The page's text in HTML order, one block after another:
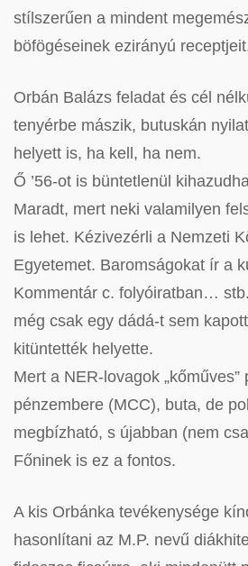
stílszerűen a mindent
böfögéseinek ezirányú
Orbán Balázs feladat és cél
tenyérbe mászik, butuskán
helyett is, ha kell, ha nem.
Ő ’56-ot is büntetlenül
Maradt, mert neki valamilyen
is lehet. Kézivezérli a Nemzeti
Egyetemet. Baromságokat ír a
Kommentár c. folyóiratban…
még csak egy dádá-t sem
kitüntették helyette.
Mert a NER-lovagok
pénzembere (MCC), buta, de
megbízható, s újabban (nem
Főninek is ez a fontos.
A kis Orbánka tevékenysége
hasonlítani az M.P. nevű